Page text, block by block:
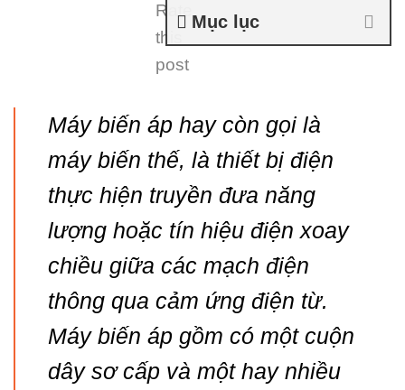
Mục lục
Rate
this
post
Máy biến áp hay còn gọi là
máy biến thế, là thiết bị điện
thực hiện truyền đưa năng
lượng hoặc tín hiệu điện xoay
chiều giữa các mạch điện
thông qua cảm ứng điện từ.
Máy biến áp gồm có một cuộn
dây sơ cấp và một hay nhiều